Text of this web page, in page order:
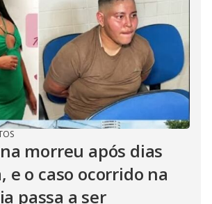
morreu após dias
e o caso ocorrido na
passa a ser